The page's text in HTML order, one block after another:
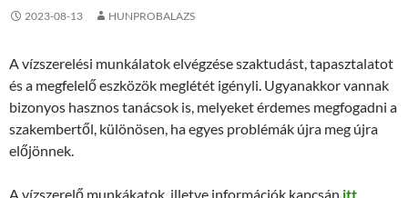
2023-08-13 HUNPROBALAZS
A vízszerelési munkálatok elvégzése szaktudást, tapasztalatot
és a megfelelő eszközök meglétét igényli. Ugyanakkor vannak
bizonyos hasznos tanácsok is, melyeket érdemes megfogadni a
szakembertől, különösen, ha egyes problémák újra meg újra
előjönnek.
A vízszerelő munkákatok, illetve információk kapcsán itt